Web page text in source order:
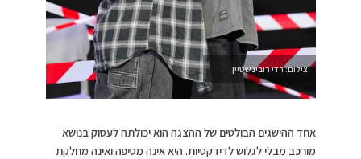
צילום: רדי רובינשטיין
אחד ההישגים הבולטים של ההצגה הוא יכולתה לעסוק בנושא
מורכב מבלי לגלוש לדידקטיות. היא אינה מטיפה ואינה מחלקת